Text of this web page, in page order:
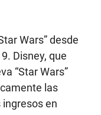
Wars” desde
Disney, que
“Star Wars”
las
en